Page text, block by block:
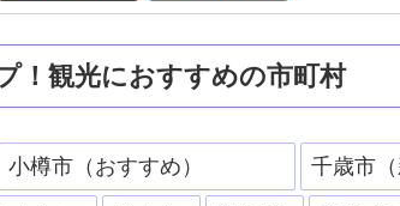
！観光におすすめの市町村
小樽市（おすすめ） 千歳市（